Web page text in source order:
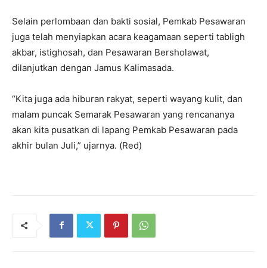
Selain perlombaan dan bakti sosial, Pemkab Pesawaran
juga telah menyiapkan acara keagamaan seperti tabligh
akbar, istighosah, dan Pesawaran Bersholawat,
dilanjutkan dengan Jamus Kalimasada.
“Kita juga ada hiburan rakyat, seperti wayang kulit, dan
malam puncak Semarak Pesawaran yang rencananya
akan kita pusatkan di lapang Pemkab Pesawaran pada
akhir bulan Juli,” ujarnya. (Red)